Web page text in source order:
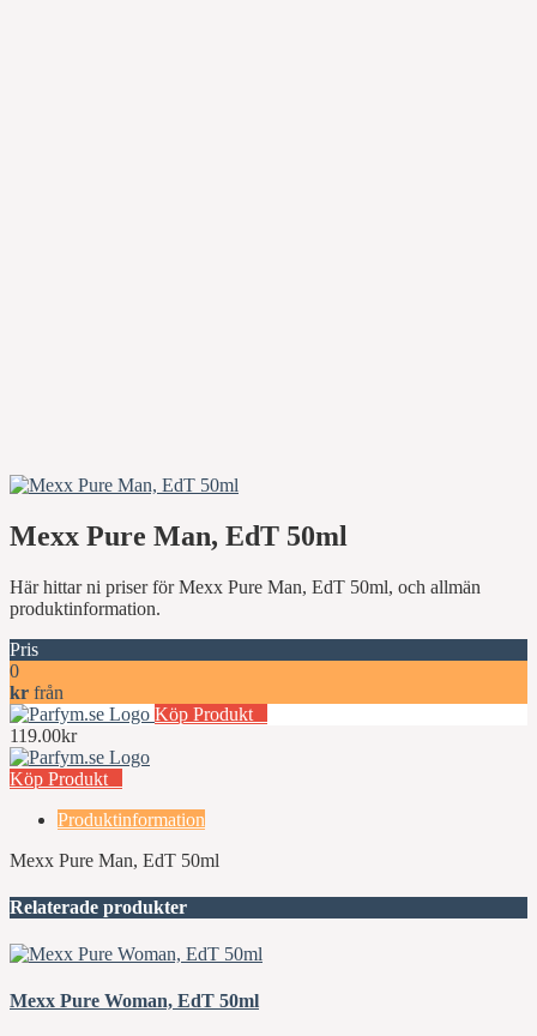
Mexx Pure Man, EdT 50ml
Här hittar ni priser för Mexx Pure Man, EdT 50ml, och allmän
produktinformation.
Pris
0
kr från
Köp Produkt
119.00kr
Köp Produkt
Produktinformation
Mexx Pure Man, EdT 50ml
Relaterade produkter
Mexx Pure Woman, EdT 50ml